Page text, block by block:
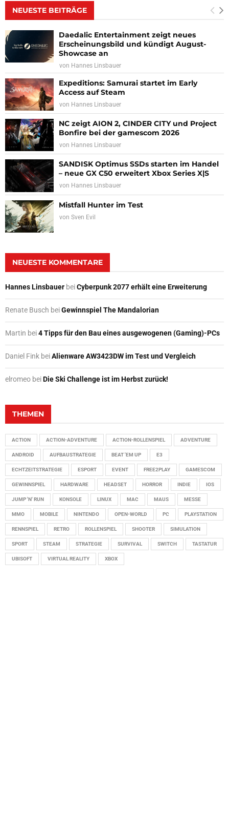
NEUESTE BEITRÄGE
Daedalic Entertainment zeigt neues
Erscheinungsbild und kündigt August-
Showcase an
von Hannes Linsbauer
Expeditions: Samurai startet im Early
Access auf Steam
von Hannes Linsbauer
NC zeigt AION 2, CINDER CITY und Project
Bonfire bei der gamescom 2026
von Hannes Linsbauer
SANDISK Optimus SSDs starten im Handel
– neue GX C50 erweitert Xbox Series X|S
von Hannes Linsbauer
Mistfall Hunter im Test
von Sven Evil
NEUESTE KOMMENTARE
Hannes Linsbauer beiCyberpunk 2077 erhält eine Erweiterung
Renate Busch beiGewinnspiel The Mandalorian
Martin bei4 Tipps für den Bau eines ausgewogenen (Gaming)-PCs
Daniel Fink beiAlienware AW3423DW im Test und Vergleich
elromeo beiDie Ski Challenge ist im Herbst zurück!
THEMEN
ACTION ACTION-ADVENTURE ACTION-ROLLENSPIEL ADVENTURE
ANDROID AUFBAUSTRATEGIE BEAT 'EM UP E3
ECHTZEITSTRATEGIE ESPORT EVENT FREE2PLAY GAMESCOM
GEWINNSPIEL HARDWARE HEADSET HORROR INDIE IOS
JUMP 'N' RUN KONSOLE LINUX MAC MAUS MESSE
MMO MOBILE NINTENDO OPEN-WORLD PC PLAYSTATION
RENNSPIEL RETRO ROLLENSPIEL SHOOTER SIMULATION
SPORT STEAM STRATEGIE SURVIVAL SWITCH TASTATUR
UBISOFT VIRTUAL REALITY XBOX